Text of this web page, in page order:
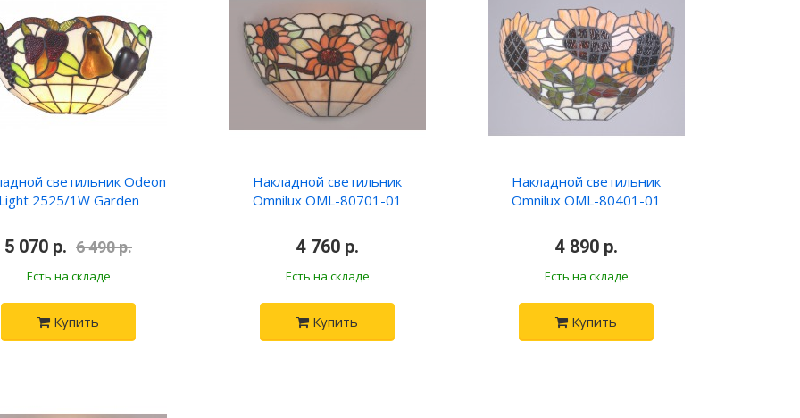
светильник Odeon
2525/1W Garden
5 070 р. 6 490 р.
Есть на складе
Купить
Накладной светильник
Omnilux OML-80701-01
4 760 р.
Есть на складе
Купить
Накладной светильник
Omnilux OML-80401-01
4 890 р.
Есть на складе
Купить